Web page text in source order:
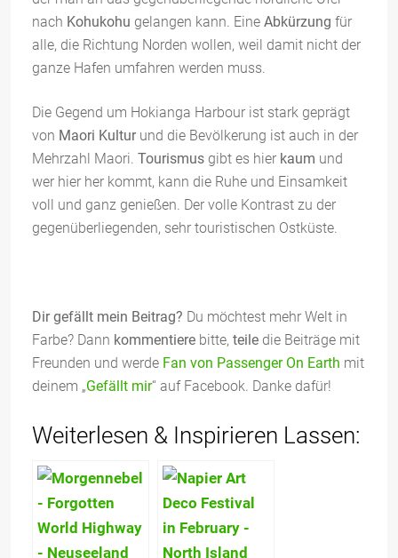
nach Kohukohu gelangen kann. Eine Abkürzung für
alle, die Richtung Norden wollen, weil damit nicht der
ganze Hafen umfahren werden muss.
Die Gegend um Hokianga Harbour ist stark geprägt
von Maori Kulturund die Bevölkerung ist auch in der
Mehrzahl Maori. Tourismus gibt es hier kaum und
wer hier her kommt, kann die Ruhe und Einsamkeit
voll und ganz genießen. Der volle Kontrast zu der
gegenüberliegenden, sehr touristischen Ostküste.
Dir gefällt mein Beitrag? Du möchtest mehr Welt in
Farbe? Dann kommentiere bitte, teile die Beiträge mit
Freunden und werde Fan von Passenger On Earth mit
deinem „Gefällt mir“ auf Facebook. Danke dafür!
Weiterlesen & Inspirieren Lassen: